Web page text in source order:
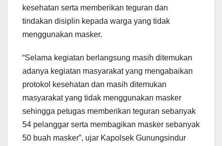
kesehatan serta memberikan teguran dan
tindakan disiplin kepada warga yang tidak
menggunakan masker.
“Selama kegiatan berlangsung masih ditemukan
adanya kegiatan masyarakat yang mengabaikan
protokol kesehatan dan masih ditemukan
masyarakat yang tidak menggunakan masker
sehingga petugas memberikan teguran sebanyak
54 pelanggar serta membagikan masker sebanyak
50 buah masker”, ujar Kapolsek Gunungsindur